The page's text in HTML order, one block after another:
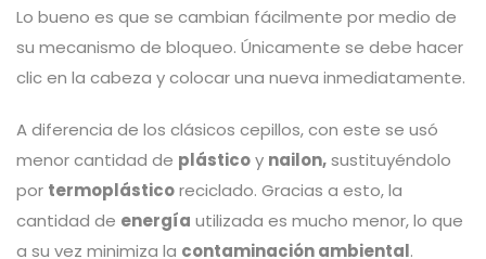
Lo bueno es que se cambian fácilmente por medio de
su mecanismo de bloqueo. Únicamente se debe hacer
clic en la cabeza y colocar una nueva inmediatamente.
A diferencia de los clásicos cepillos, con este se usó
menor cantidad de plásticoy nailon,sustituyéndolo
por termoplásticoreciclado. Gracias a esto, la
cantidad de energía utilizada es mucho menor, lo que
a su vez minimiza la contaminación ambiental.